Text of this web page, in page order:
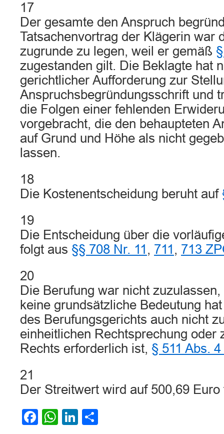
17
Der gesamte den Anspruch
Tatsachenvortrag der Klägerin war
zugrunde zu legen, weil er gemäß
zugestanden gilt. Die Beklagte hat
gerichtlicher Aufforderung zur
Anspruchsbegründungsschrift und
die Folgen einer fehlenden
vorgebracht, die den behaupteten
auf Grund und Höhe als nicht
lassen.
18
Die Kostenentscheidung beruht auf
19
Die Entscheidung über die
folgt aus §§ 708 Nr. 11 , 711 , 713
20
Die Berufung war nicht
keine grundsätzliche Bedeutung
des Berufungsgerichts auch nicht
einheitlichen Rechtsprechung oder
Rechts erforderlich ist, § 511 Abs.
21
Der Streitwert wird auf 500,69
Facebook
WhatsApp
LinkedIn